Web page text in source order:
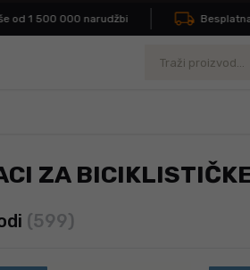
1 500 000 narudžbi Besplatna
ZA
(599)